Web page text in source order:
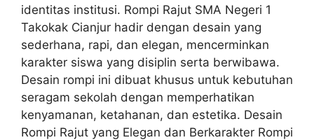
identitas institusi. Rompi Rajut SMA Negeri 1
Takokak Cianjur hadir dengan desain yang
sederhana, rapi, dan elegan, mencerminkan
karakter siswa yang disiplin serta berwibawa.
Desain rompi ini dibuat khusus untuk kebutuhan
seragam sekolah dengan memperhatikan
kenyamanan, ketahanan, dan estetika. Desain
Rompi Rajut yang Elegan dan Berkarakter Rompi